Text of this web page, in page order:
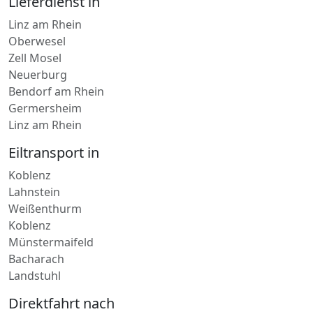
Lieferdienst in
Linz am Rhein
Oberwesel
Zell Mosel
Neuerburg
Bendorf am Rhein
Germersheim
Eiltransport in
Koblenz
Lahnstein
Weißenthurm
Koblenz
Münstermaifeld
Bacharach